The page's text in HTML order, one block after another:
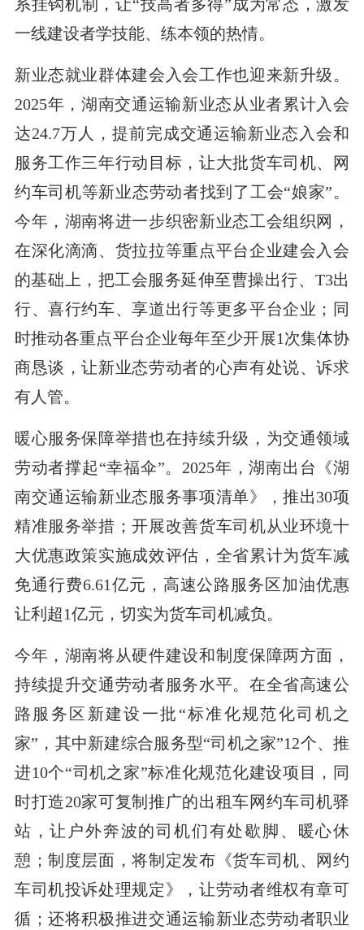
系挂钩机制，让“技高者多得”成为常态，激发
一线建设者学技能、练本领的热情。
新业态就业群体建会入会工作也迎来新升级。
2025年，湖南交通运输新业态从业者累计入会
达24.7万人，提前完成交通运输新业态入会和
服务工作三年行动目标，让大批货车司机、网
约车司机等新业态劳动者找到了工会“娘家”。
今年，湖南将进一步织密新业态工会组织网，
在深化滴滴、货拉拉等重点平台企业建会入会
的基础上，把工会服务延伸至曹操出行、T3出
行、喜行约车、享道出行等更多平台企业；同
时推动各重点平台企业每年至少开展1次集体协
商恳谈，让新业态劳动者的心声有处说、诉求
有人管。
暖心服务保障举措也在持续升级，为交通领域
劳动者撑起“幸福伞”。2025年，湖南出台《湖
南交通运输新业态服务事项清单》，推出30项
精准服务举措；开展改善货车司机从业环境十
大优惠政策实施成效评估，全省累计为货车减
免通行费6.61亿元，高速公路服务区加油优惠
让利超1亿元，切实为货车司机减负。
今年，湖南将从硬件建设和制度保障两方面，
持续提升交通劳动者服务水平。在全省高速公
路服务区新建设一批“标准化规范化司机之
家”，其中新建综合服务型“司机之家”12个、推
进10个“司机之家”标准化规范化建设项目，同
时打造20家可复制推广的出租车网约车司机驿
站，让户外奔波的司机们有处歇脚、暖心休
憩；制度层面，将制定发布《货车司机、网约
车司机投诉处理规定》，让劳动者维权有章可
循；还将积极推进交通运输新业态劳动者职业